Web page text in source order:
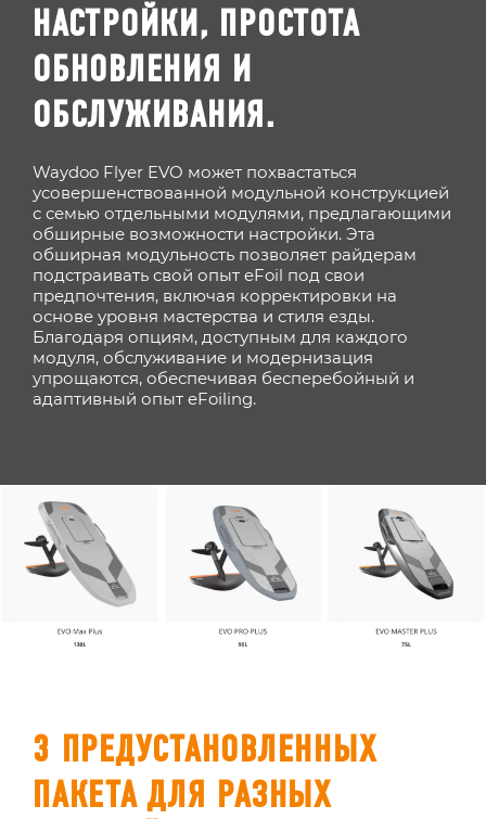
НАСТРОЙКИ, ПРОСТОТА
ОБНОВЛЕНИЯ И
ОБСЛУЖИВАНИЯ.
Waydoo Flyer EVO может похвастаться
усовершенствованной модульной конструкцией
с семью отдельными модулями, предлагающими
обширные возможности настройки. Эта
обширная модульность позволяет райдерам
подстраивать свой опыт eFoil под свои
предпочтения, включая корректировки на
основе уровня мастерства и стиля езды.
Благодаря опциям, доступным для каждого
модуля, обслуживание и модернизация
упрощаются, обеспечивая бесперебойный и
адаптивный опыт eFoiling.
3 ПРЕДУСТАНОВЛЕННЫХ
ПАКЕТА ДЛЯ РАЗНЫХ